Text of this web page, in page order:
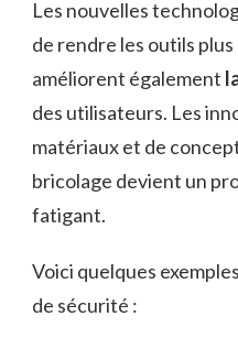
Les nouvelles
de rendre les outils
améliorent également
des utilisateurs. Les
matériaux et de
bricolage devient un
fatigant.
Voici quelques
de sécurité :